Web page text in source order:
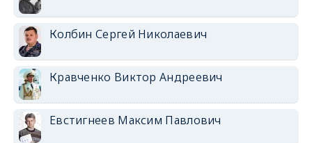
Колбин Сергей Николаевич
Кравченко Виктор Андреевич
Евстигнеев Максим Павлович